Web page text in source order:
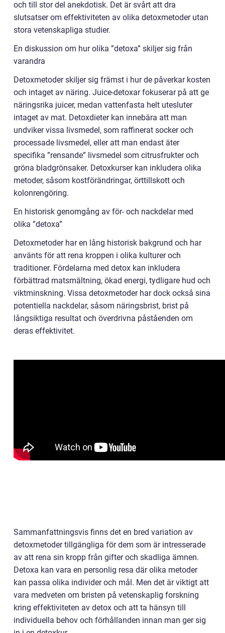
och till stor del anekdotisk. Det är svårt att dra
slutsatser om effektiviteten av olika detoxmetoder utan
stora vetenskapliga studier.
En diskussion om hur olika ”detoxa” skiljer sig från
varandra
Detoxmetoder skiljer sig främst i hur de påverkar kosten
och intaget av näring. Juice-detoxar fokuserar på att ge
näringsrika juicer, medan vattenfasta helt utesluter
intaget av mat. Detoxdieter kan innebära att man
undviker vissa livsmedel, som raffinerat socker och
processade livsmedel, eller att man endast äter
specifika ”rensande” livsmedel som citrusfrukter och
gröna bladgrönsaker. Detoxkurser kan inkludera olika
metoder, såsom kostförändringar, örttillskott och
kolonrengöring.
En historisk genomgång av för- och nackdelar med
olika ”detoxa”
Detoxmetoder har en lång historisk bakgrund och har
använts för att rena kroppen i olika kulturer och
traditioner. Fördelarna med detox kan inkludera
förbättrad matsmältning, ökad energi, tydligare hud och
viktminskning. Vissa detoxmetoder har dock också sina
potentiella nackdelar, såsom näringsbrist, brist på
långsiktiga resultat och överdrivna påståenden om
deras effektivitet.
Sammanfattningsvis finns det en bred variation av
detoxmetoder tillgängliga för dem som är intresserade
av att rena sin kropp från gifter och skadliga ämnen.
Detoxa kan vara en personlig resa där olika metoder
kan passa olika individer och mål. Men det är viktigt att
vara medveten om bristen på vetenskaplig forskning
kring effektiviteten av detox och att ta hänsyn till
individuella behov och förhållanden innan man ger sig